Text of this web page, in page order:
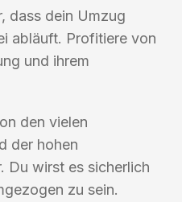
dass dein Umzug
abläuft. Profitiere von
und ihrem
den vielen
der hohen
Du wirst es sicherlich
zu sein.